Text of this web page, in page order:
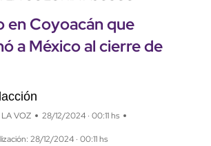
en Coyoacán que
a México al cierre de
VOZ 28/12/2024 · 00:11 hs
28/12/2024 · 00:11 hs